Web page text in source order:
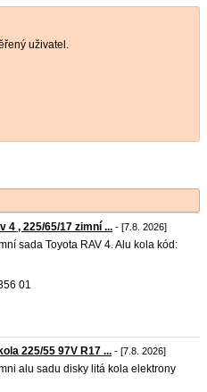
uživatel.
4 , 225/65/17 zimní ... - [7.8. 2026]
sada Toyota RAV 4. Alu kola kód:
01
225/55 97V R17 ... - [7.8. 2026]
alu sadu disky litá kola elektrony